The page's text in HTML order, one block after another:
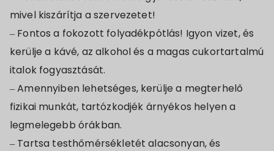
mivel kiszárítja a szervezetet!
– Fontos a fokozott folyadékpótlás! Igyon vizet, és
kerülje a kávé, az alkohol és a magas cukortartalmú
italok fogyasztását.
– Amennyiben lehetséges, kerülje a megterhelő
fizikai munkát, tartózkodjék árnyékos helyen a
legmelegebb órákban.
– Tartsa testhőmérsékletét alacsonyan, és